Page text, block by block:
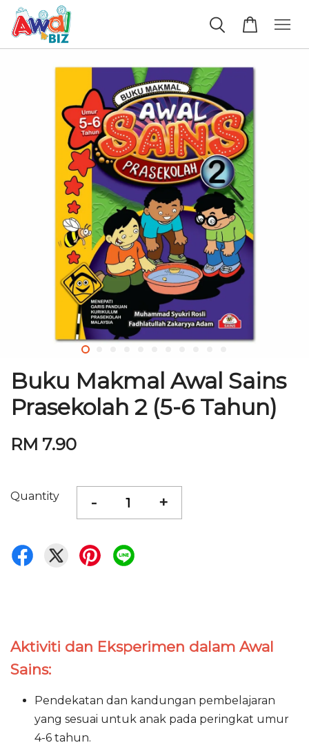
Buku Makmal Awal Sains
Prasekolah 2 (5-6 Tahun)
RM 7.90
Quantity - +
Aktiviti dan Eksperimen dalam Awal
Sains:
Pendekatan dan kandungan pembelajaran
yang sesuai untuk anak pada peringkat umur
4-6 tahun.